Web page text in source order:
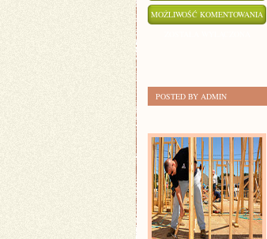
MOŻLIWOŚĆ KOMENTOWANIA
POSTED BY ADMIN